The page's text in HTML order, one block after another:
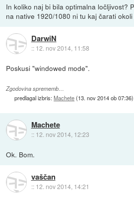
In koliko naj bi bila optimalna ločljivost?
na native 1920/1080 ni tu kaj čarati
DarwiN
:: 12. nov 2014, 11:58
Poskusi "windowed mode".
Zgodovina sprememb…
predlagal izbris:Machete(13. nov 2014 ob 07:36)
Machete
:: 12. nov 2014, 12:23
Ok. Bom.
vaščan
:: 12. nov 2014, 14:21